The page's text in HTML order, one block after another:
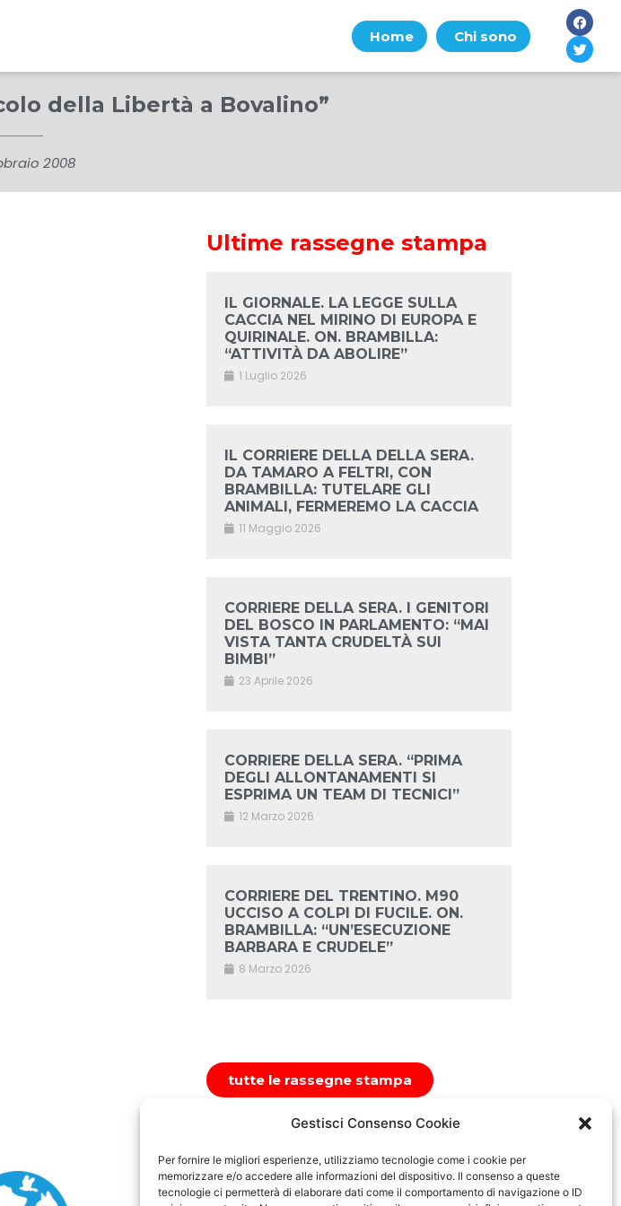
Gestisci Consenso Cookie
Per fornire le migliori esperienze, utilizziamo tecnologie come i cookie per
memorizzare e/o accedere alle informazioni del dispositivo. Il consenso a queste
tecnologie ci permetterà di elaborare dati come il comportamento di navigazione o ID
Home Chi sono
della Libertà a Bovalino”
2008
Ultime rassegne stampa
IL GIORNALE. LA LEGGE SULLA
CACCIA NEL MIRINO DI EUROPA E
QUIRINALE. ON. BRAMBILLA:
“ATTIVITÀ DA ABOLIRE”
1 Luglio 2026
IL CORRIERE DELLA DELLA SERA.
DA TAMARO A FELTRI, CON
BRAMBILLA: TUTELARE GLI
ANIMALI, FERMEREMO LA CACCIA
11 Maggio 2026
CORRIERE DELLA SERA. I GENITORI
DEL BOSCO IN PARLAMENTO: “MAI
VISTA TANTA CRUDELTÀ SUI
BIMBI”
23 Aprile 2026
CORRIERE DELLA SERA. “PRIMA
DEGLI ALLONTANAMENTI SI
ESPRIMA UN TEAM DI TECNICI”
12 Marzo 2026
CORRIERE DEL TRENTINO. M90
UCCISO A COLPI DI FUCILE. ON.
BRAMBILLA: “UN’ESECUZIONE
BARBARA E CRUDELE”
8 Marzo 2026
tutte le rassegne stampa